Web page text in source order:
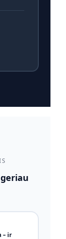
– ir